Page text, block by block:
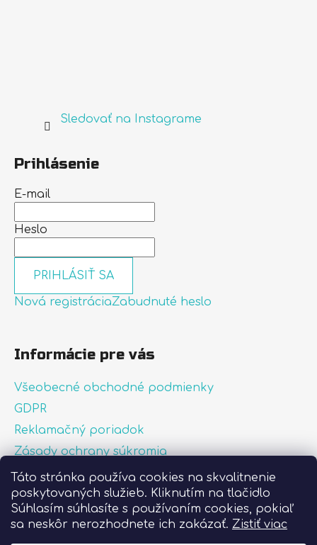
Táto stránka používa cookies na skvalitnenie
poskytovaných služieb. Kliknutím na tlačidlo
Súhlasím súhlasíte s používaním cookies, pokiaľ
sa neskôr nerozhodnete ich zakázať. Zistiť viac
Sledovať na Instagrame
Prihlásenie
E-mail
Heslo
PRIHLÁSIŤ SA
Nová registráciaZabudnuté heslo
Informácie pre vás
Všeobecné obchodné podmienky
GDPR
Reklamačný poriadok
Zásady ochrany súkromia
Zásady používania súborov cookies
O nás
FAQ